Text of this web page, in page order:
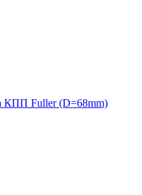
КПП Fuller (D=68mm)